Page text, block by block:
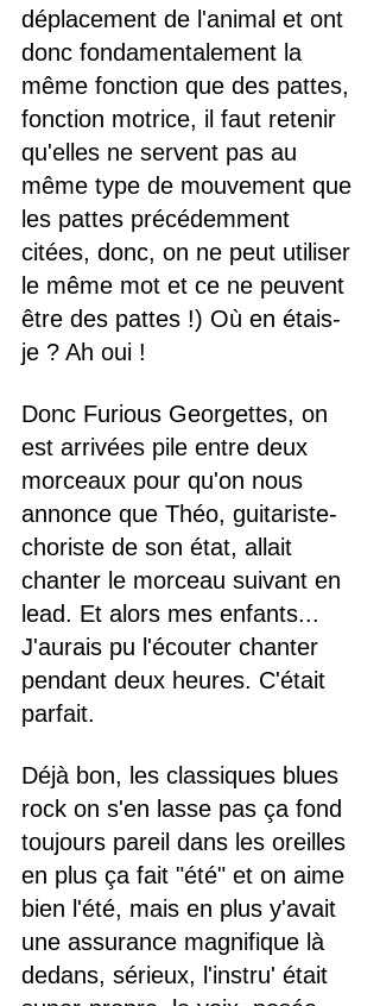
déplacement de l'animal et ont
donc fondamentalement la
même fonction que des pattes,
fonction motrice, il faut retenir
qu'elles ne servent pas au
même type de mouvement que
les pattes précédemment
citées, donc, on ne peut utiliser
le même mot et ce ne peuvent
être des pattes !) Où en étais-
je ? Ah oui !
Donc Furious Georgettes, on
est arrivées pile entre deux
morceaux pour qu'on nous
annonce que Théo, guitariste-
choriste de son état, allait
chanter le morceau suivant en
lead. Et alors mes enfants...
J'aurais pu l'écouter chanter
pendant deux heures. C'était
parfait.
Déjà bon, les classiques blues
rock on s'en lasse pas ça fond
toujours pareil dans les oreilles
en plus ça fait "été" et on aime
bien l'été, mais en plus y'avait
une assurance magnifique là
dedans, sérieux, l'instru' était